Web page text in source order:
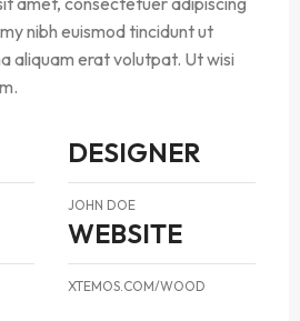
nibh euismod tincidunt ut
aliquam erat volutpat. Ut wisi
DESIGNER
JOHN DOE
WEBSITE
XTEMOS.COM/WOOD